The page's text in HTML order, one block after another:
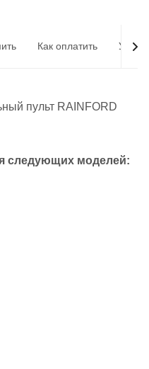
Как оплатить
пульт RAINFORD
следующих моделей: